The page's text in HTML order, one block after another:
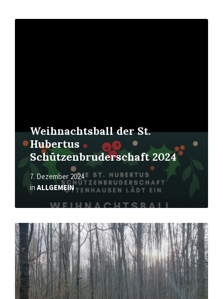
Weihnachtsball der St.
Hubertus
Schützenbruderschaft 2024
7. Dezember 2024
in ALLGEMEIN
Mehr
Mehr
erfahren